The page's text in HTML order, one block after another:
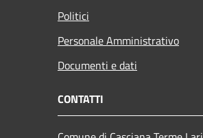
Politici
Personale Amministrativo
Documenti e dati
CONTATTI